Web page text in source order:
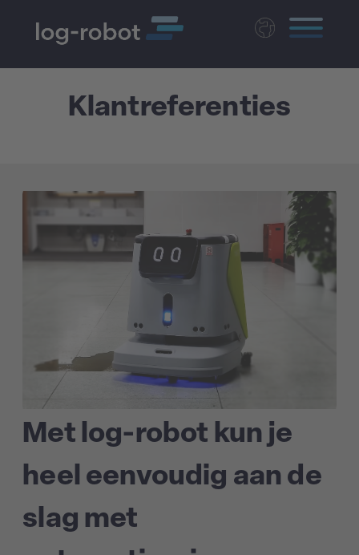
Klantreferenties
Met log-robot kun je
heel eenvoudig aan de
slag met